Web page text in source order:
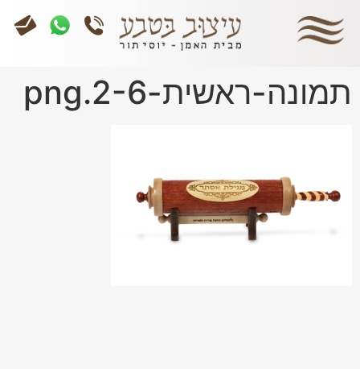
תמונה-ראשית-2-6.png